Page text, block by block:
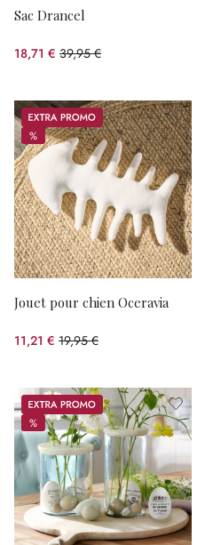
Sac Drancel
18,71 € 39,95 €
(53.17%spared)
Promos
%
%
Jouet pour chien Oceravia
11,21 € 19,95 €
(43.81%spared)
Promos
%
%